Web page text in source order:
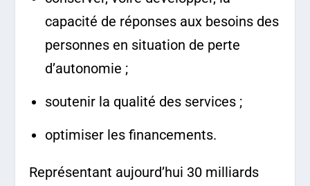
capacité de réponses aux besoins des
personnes en situation de perte
d’autonomie ;
soutenir la qualité des services ;
optimiser les financements.
Représentant aujourd’hui 30 milliards